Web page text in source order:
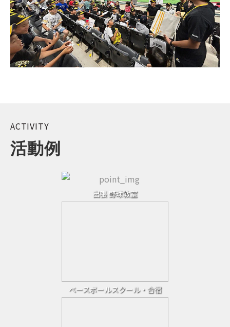
ACTIVITY
活動例
出張 野球教室
ベースボールスクール・合宿